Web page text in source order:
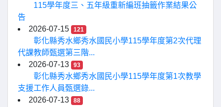
115學年度三、五年級重新編班抽籤作業結果公
告
2026-07-15
121
彰化縣秀水鄉秀水國民小學115學年度第2次代理
代課教師甄選第三階...
2026-07-13
93
彰化縣秀水鄉秀水國民小學115學年度第1次教學
支援工作人員甄選錄...
2026-07-13
88